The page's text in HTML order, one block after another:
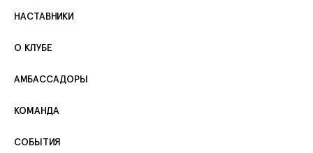
НАСТАВНИКИ
О КЛУБЕ
АМБАССАДОРЫ
КОМАНДА
СОБЫТИЯ